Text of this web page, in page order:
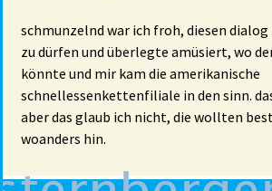
schmunzelnd war ich froh, diesen
zu dürfen und überlegte amüsiert, wo
könnte und mir kam die amerikanische
schnellessenkettenfiliale in den sinn.
aber das glaub ich nicht, die wollten
woanders hin.